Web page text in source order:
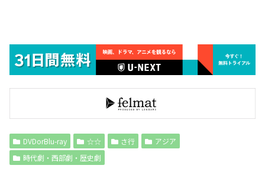
DVDorBlu-ray ☆☆ さ行
アジア
時代劇・西部劇・歴史劇